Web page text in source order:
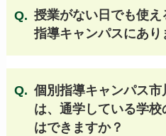
帝京大学高等学校
國學院高等学校
淑徳高
淑徳巣鴨高等学校
日
安田学園高等学校
江
日本大学櫻丘高等学
駒込高等学校
授業がない日でも使え
指導キャンパスにあり
個別指導キャンパス
は、通学している学
はできますか？